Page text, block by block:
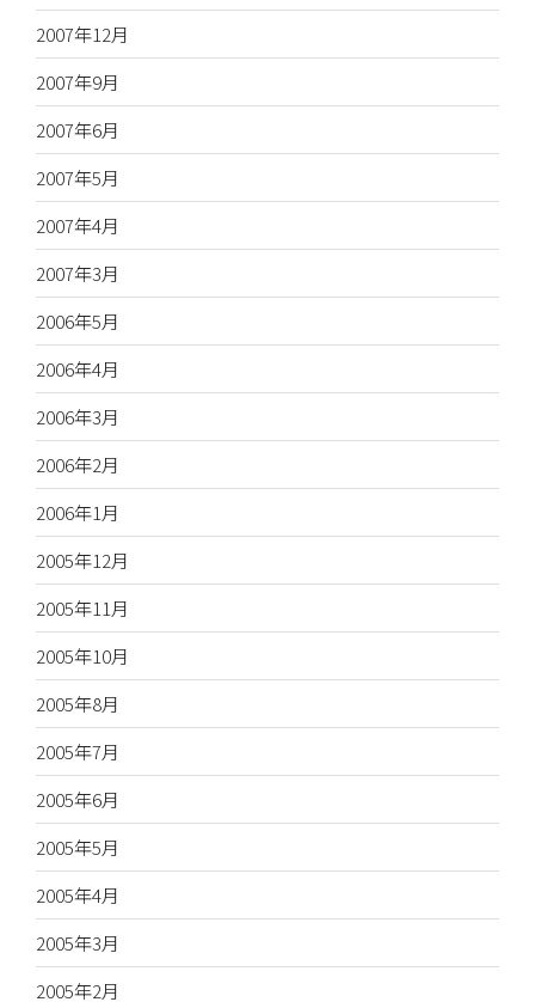
2007年12月
2007年9月
2007年6月
2007年5月
2007年4月
2007年3月
2006年5月
2006年4月
2006年3月
2006年2月
2006年1月
2005年12月
2005年11月
2005年10月
2005年8月
2005年7月
2005年6月
2005年5月
2005年4月
2005年3月
2005年2月